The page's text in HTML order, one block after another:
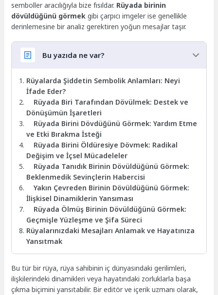
semboller aracılığıyla bize fısıldar. Rüyada birinin
dövüldüğünü görmek gibi çarpıcı imgeler ise genellikle
derinlemesine bir analiz gerektiren yoğun mesajlar taşır.
Bu yazıda ne var?
Rüyalarda Şiddetin Sembolik Anlamları: Neyi
İfade Eder?
Rüyada Biri Tarafından Dövülmek: Destek ve
Dönüşümün İşaretleri
Rüyada Birini Dövdüğünü Görmek: Yardım Etme
ve Etki Bırakma İsteği
Rüyada Birini Öldüresiye Dövmek: Radikal
Değişim ve İçsel Mücadeleler
Rüyada Tanıdık Birinin Dövüldüğünü Görmek:
Beklenmedik Sevinçlerin Habercisi
Yakın Çevreden Birinin Dövüldüğünü Görmek:
İlişkisel Dinamiklerin Yansıması
Rüyada Ölmüş Birinin Dövüldüğünü Görmek:
Geçmişle Yüzleşme ve Şifa Süreci
Rüyalarınızdaki Mesajları Anlamak ve Hayatınıza
Yansıtmak
Bu tür bir rüya, rüya sahibinin iç dünyasındaki gerilimleri,
ilişkilerindeki dinamikleri veya hayatındaki zorluklarla başa
çıkma biçimini yansıtabilir. Bir editör ve içerik uzmanı olarak,